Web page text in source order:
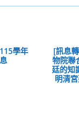
學年
[訊息
物院聯
廷的知
明清